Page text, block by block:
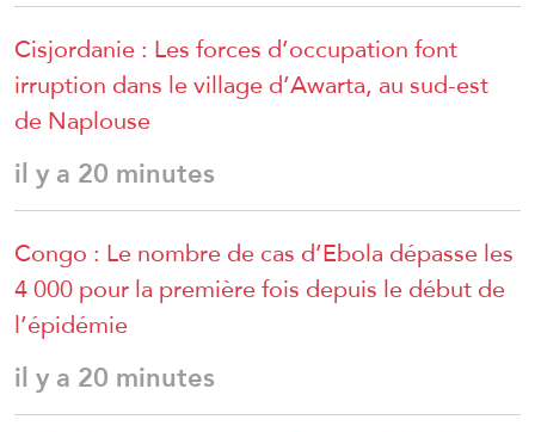
Cisjordanie : Les forces d’occupation font
irruption dans le village d’Awarta, au sud-est
de Naplouse
il y a 20 minutes
Congo : Le nombre de cas d’Ebola dépasse les
4 000 pour la première fois depuis le début de
l’épidémie
il y a 20 minutes